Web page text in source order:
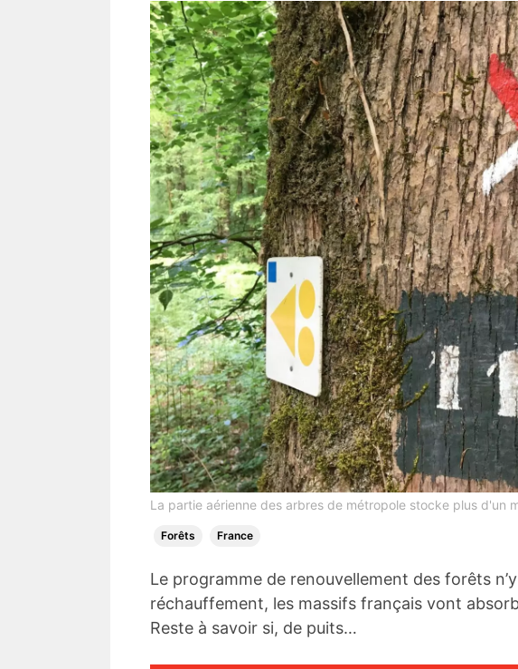
La partie aérienne des arbres de métropole stocke plus d'un
Forêts France
Le programme de renouvellement des forêts
réchauffement, les massifs français vont
Reste à savoir si, de puits…